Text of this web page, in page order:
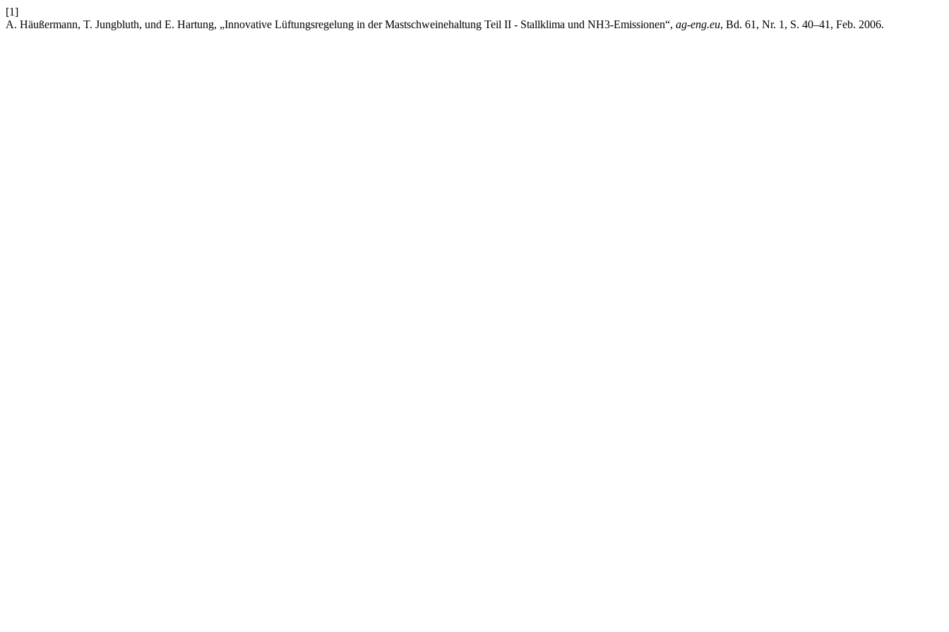
[1]
A. Häußermann, T. Jungbluth, und E. Hartung, „Innovative Lüftungsregelung in der Mastschweinehaltung Teil II - Stallklima und NH3-Emissionen“, ag-eng.eu, Bd. 61, Nr. 1, S. 40–41, Feb. 2006.